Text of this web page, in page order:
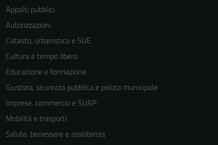
Appalti pubblici
Autorizzazioni
Catasto, urbanistica e SUE
Cultura e tempo libero
Educazione e formazione
Giustizia, sicurezza pubblica e polizia municipale
Imprese, commercio e SUAP
Mobilità e trasporti
Salute, benessere e assistenza